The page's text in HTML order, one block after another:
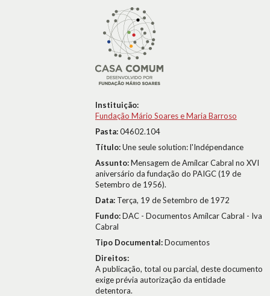
Instituição:
Fundação Mário Soares e Maria Barroso
Pasta:04602.104
Título:Une seule solution: l'Indépendance
Assunto:Mensagem de Amílcar Cabral no XVI
aniversário da fundação do PAIGC (19 de
Setembro de 1956).
Data: Terça, 19 de Setembro de 1972
Fundo:DAC - Documentos Amílcar Cabral - Iva
Cabral
Tipo Documental:Documentos
Direitos:
A publicação, total ou parcial, deste documento
exige prévia autorização da entidade
detentora.